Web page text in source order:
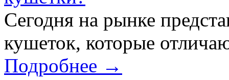
Сегодня на рынке
кушеток, которые
Подробнее →